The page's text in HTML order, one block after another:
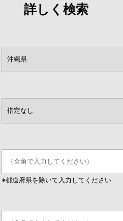
詳しく検索
※都道府県を除いて入力してください